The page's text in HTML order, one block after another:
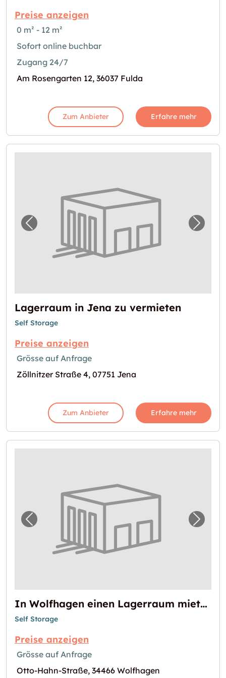
Preise anzeigen
0 m² - 12 m²
Sofort online buchbar
Zugang 24/7
Am Rosengarten 12, 36037 Fulda
Zum Anbieter Erfahre mehr
Vorheriges Bild für "Lagerraum in Jena zu
Lagerraum in Jena zu vermieten
Self Storage
Preise anzeigen
Grösse auf Anfrage
Zöllnitzer Straße 4, 07751 Jena
Zum Anbieter Erfahre mehr
Vorheriges Bild für "In Wolfhagen einen
In Wolfhagen einen Lagerraum mieten
Self Storage
Preise anzeigen
Grösse auf Anfrage
Otto-Hahn-Straße, 34466 Wolfhagen